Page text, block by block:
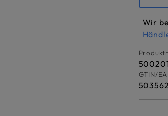
Wir
GTIN/